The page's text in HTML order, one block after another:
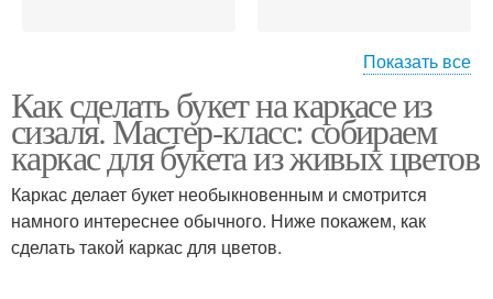
Букет на декоративном
каркасе
Круглые букеты
Круглый букет Съедобный букет
Показать все
Как сделать букет на каркасе из
сизаля. Мастер-класс: собираем
каркас для букета из живых цветов
Каркас делает букет необыкновенным и смотрится
намного интереснее обычного. Ниже покажем, как
сделать такой каркас для цветов.